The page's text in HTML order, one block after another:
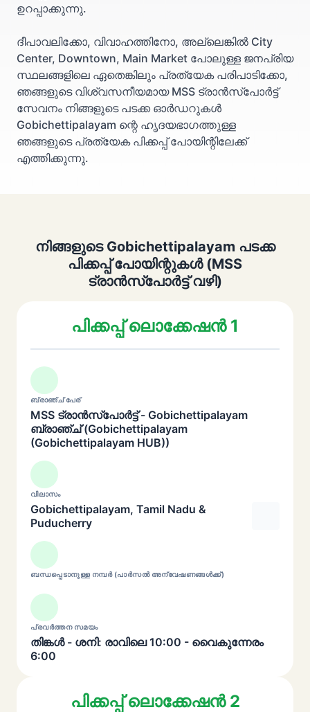
ഉറപ്പാക്കുന്നു.
ദീപാവലിക്കോ, വിവാഹത്തിനോ, അല്ലെങ്കിൽ City
Center, Downtown, Main Market പോലുള്ള ജനപ്രിയ
സ്ഥലങ്ങളിലെ ഏതെങ്കിലും പ്രത്യേക പരിപാടിക്കോ,
ഞങ്ങളുടെ വിശ്വസനീയമായ MSS ട്രാൻസ്പോർട്ട്
സേവനം നിങ്ങളുടെ പടക്ക ഓർഡറുകൾ
Gobichettipalayam ന്റെ ഹൃദയഭാഗത്തുള്ള
ഞങ്ങളുടെ പ്രത്യേക പിക്കപ്പ് പോയിന്റിലേക്ക്
എത്തിക്കുന്നു.
നിങ്ങളുടെ Gobichettipalayam പടക്ക
പിക്കപ്പ് പോയിന്റുകൾ (MSS
ട്രാൻസ്പോർട്ട് വഴി)
പിക്കപ്പ് ലൊക്കേഷൻ 1
ബ്രാഞ്ച് പേര്
MSS ട്രാൻസ്പോർട്ട് - Gobichettipalayam
ബ്രാഞ്ച് (Gobichettipalayam
(Gobichettipalayam HUB))
വിലാസം
Gobichettipalayam, Tamil Nadu &
Puducherry
ബന്ധപ്പെടാനുള്ള നമ്പർ (പാർസൽ അന്വേഷണങ്ങൾക്ക്)
പ്രവർത്തന സമയം
തിങ്കൾ - ശനി: രാവിലെ 10:00 - വൈകുന്നേരം
6:00
പിക്കപ്പ് ലൊക്കേഷൻ 2